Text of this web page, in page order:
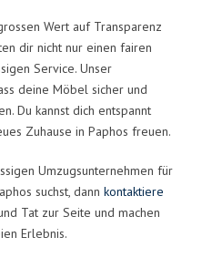
Wert auf Transparenz
dir nicht nur einen fairen
Service. Unser
deine Möbel sicher und
Du kannst dich entspannt
Zuhause in Paphos freuen.
Umzugsunternehmen für
suchst, dann kontaktiere
Tat zur Seite und machen
Erlebnis.